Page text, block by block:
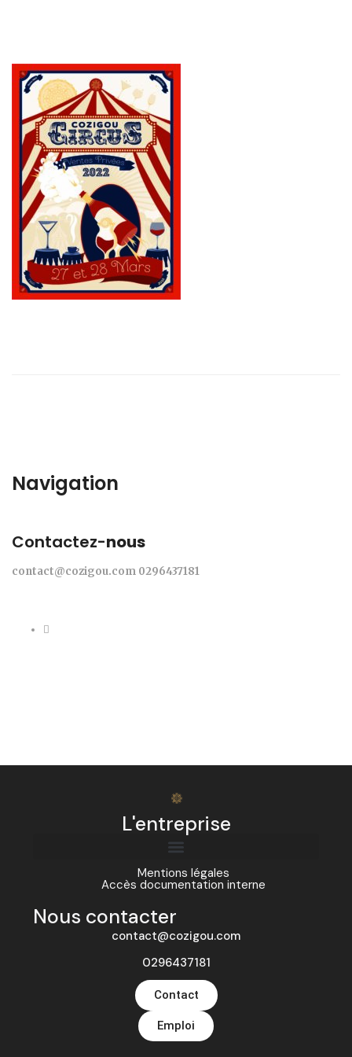
Navigation
Contactez-nous
contact@cozigou.com 0296437181
L'entreprise
Mentions légales
Accès documentation interne
Nous contacter
contact@cozigou.com
0296437181
Contact
Emploi